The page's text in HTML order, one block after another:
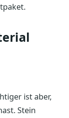
ist aber,
Stein